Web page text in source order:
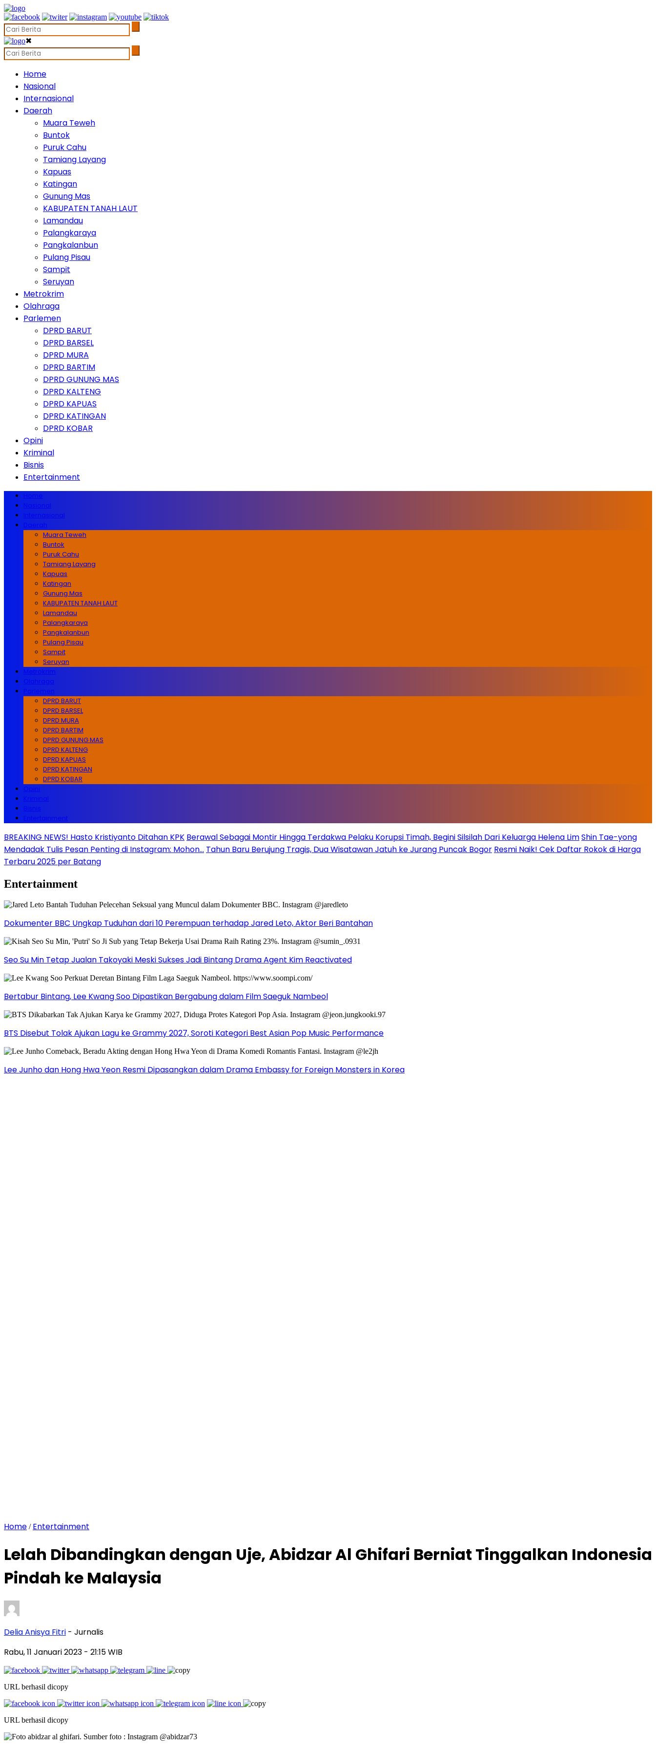
✖
Home
Nasional
Internasional
Daerah
Muara Teweh
Buntok
Puruk Cahu
Tamiang Layang
Kapuas
Katingan
Gunung Mas
KABUPATEN TANAH LAUT
Lamandau
Palangkaraya
Pangkalanbun
Pulang Pisau
Sampit
Seruyan
Metrokrim
Olahraga
Parlemen
DPRD BARUT
DPRD BARSEL
DPRD MURA
DPRD BARTIM
DPRD GUNUNG MAS
DPRD KALTENG
DPRD KAPUAS
DPRD KATINGAN
DPRD KOBAR
Opini
Kriminal
Bisnis
Entertainment
Home
Nasional
Internasional
Daerah
Muara Teweh
Buntok
Puruk Cahu
Tamiang Layang
Kapuas
Katingan
Gunung Mas
KABUPATEN TANAH LAUT
Lamandau
Palangkaraya
Pangkalanbun
Pulang Pisau
Sampit
Seruyan
Metrokrim
Olahraga
Parlemen
DPRD BARUT
DPRD BARSEL
DPRD MURA
DPRD BARTIM
DPRD GUNUNG MAS
DPRD KALTENG
DPRD KAPUAS
DPRD KATINGAN
DPRD KOBAR
Opini
Kriminal
Bisnis
Entertainment
BREAKING NEWS! Hasto Kristiyanto Ditahan KPK Berawal Sebagai Montir Hingga Terdakwa Pelaku Korupsi Timah, Begini Silsilah Dari Keluarga Helena LimShin Tae-yong
Mendadak Tulis Pesan Penting di Instagram: Mohon… Tahun Baru Berujung Tragis, Dua Wisatawan Jatuh ke Jurang Puncak Bogor Resmi Naik! Cek Daftar Rokok di Harga
Terbaru 2025 per Batang
Entertainment
Dokumenter BBC Ungkap Tuduhan dari 10 Perempuan terhadap Jared Leto, Aktor Beri Bantahan
Seo Su Min Tetap Jualan Takoyaki Meski Sukses Jadi Bintang Drama Agent Kim Reactivated
Bertabur Bintang, Lee Kwang Soo Dipastikan Bergabung dalam Film Saeguk Nambeol
BTS Disebut Tolak Ajukan Lagu ke Grammy 2027, Soroti Kategori Best Asian Pop Music Performance
Lee Junho dan Hong Hwa Yeon Resmi Dipasangkan dalam Drama Embassy for Foreign Monsters in Korea
Home / Entertainment
Lelah Dibandingkan dengan Uje, Abidzar Al Ghifari Berniat Tinggalkan Indonesia
Pindah ke Malaysia
Delia Anisya Fitri - Jurnalis
Rabu, 11 Januari 2023 - 21:15 WIB
URL berhasil dicopy
URL berhasil dicopy